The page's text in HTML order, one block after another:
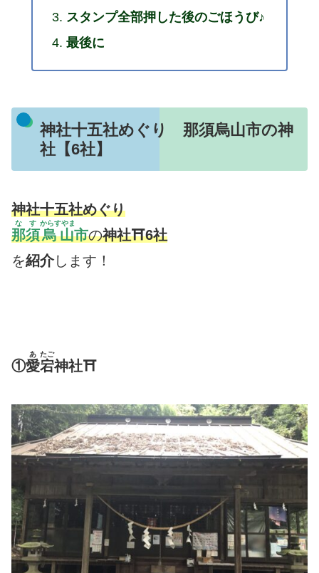
スタンプ全部押した後のごほうび♪
最後に
神社十五社めぐり 那須烏山市の神
社【6社】
神社十五社めぐり
那須
なす
烏山
からすやま
市の神社⛩6社
を紹介します！
①愛
あ
宕
たご
神社⛩